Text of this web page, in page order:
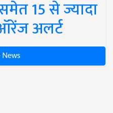
15 से ज्यादा
अलर्ट